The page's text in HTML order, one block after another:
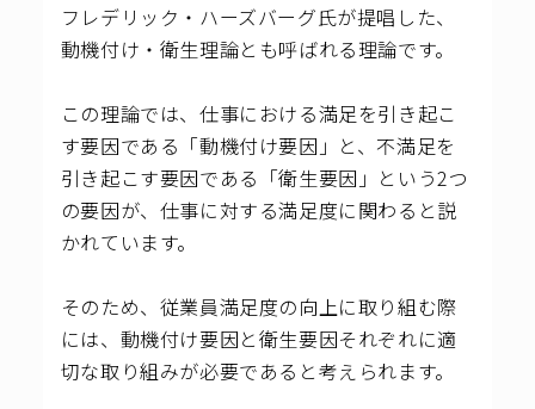
フレデリック・ハーズバーグ氏が提唱した、
動機付け・衛生理論とも呼ばれる理論です。
この理論では、仕事における満足を引き起こ
す要因である「動機付け要因」と、不満足を
引き起こす要因である「衛生要因」という2つ
の要因が、仕事に対する満足度に関わると説
かれています。
そのため、従業員満足度の向上に取り組む際
には、動機付け要因と衛生要因それぞれに適
切な取り組みが必要であると考えられます。